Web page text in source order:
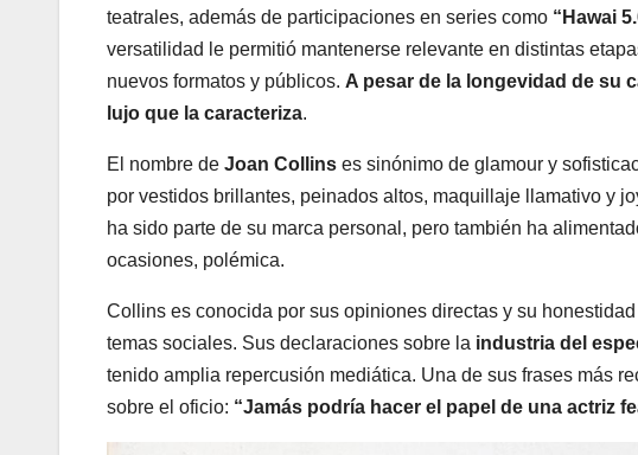
teatrales, además de participaciones en series como “Hawai
versatilidad le permitió mantenerse relevante en distintas
nuevos formatos y públicos. A pesar de la longevidad de su
lujo que la caracteriza.
El nombre de Joan Collins es sinónimo de glamour y
por vestidos brillantes, peinados altos, maquillaje llamativo y
ha sido parte de su marca personal, pero también ha
ocasiones, polémica.
Collins es conocida por sus opiniones directas y su
temas sociales. Sus declaraciones sobre la industria del
tenido amplia repercusión mediática. Una de sus frases más
sobre el oficio: “Jamás podría hacer el papel de una actriz